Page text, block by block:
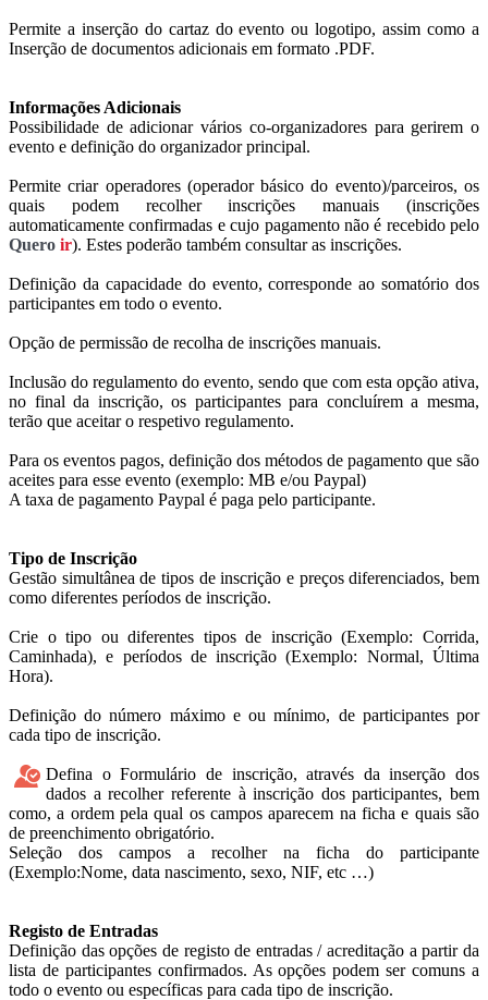
Permite a inserção do cartaz do evento ou logotipo, assim como a
Inserção de documentos adicionais em formato .PDF.
Informações Adicionais
Possibilidade de adicionar vários co-organizadores para gerirem o
evento e definição do organizador principal.
Permite criar operadores (operador básico do evento)/parceiros, os
quais podem recolher inscrições manuais (inscrições
automaticamente confirmadas e cujo pagamento não é recebido pelo
Quero ir). Estes poderão também consultar as inscrições.
Definição da capacidade do evento, corresponde ao somatório dos
participantes em todo o evento.
Opção de permissão de recolha de inscrições manuais.
Inclusão do regulamento do evento, sendo que com esta opção ativa,
no final da inscrição, os participantes para concluírem a mesma,
terão que aceitar o respetivo regulamento.
Para os eventos pagos, definição dos métodos de pagamento que são
aceites para esse evento (exemplo: MB e/ou Paypal)
A taxa de pagamento Paypal é paga pelo participante.
Tipo de Inscrição
Gestão simultânea de tipos de inscrição e preços diferenciados, bem
como diferentes períodos de inscrição.
Crie o tipo ou diferentes tipos de inscrição (Exemplo: Corrida,
Caminhada), e períodos de inscrição (Exemplo: Normal, Última
Hora).
Definição do número máximo e ou mínimo, de participantes por
cada tipo de inscrição.
Defina o Formulário de inscrição, através da inserção dos
dados a recolher referente à inscrição dos participantes, bem
como, a ordem pela qual os campos aparecem na ficha e quais são
de preenchimento obrigatório.
Seleção dos campos a recolher na ficha do participante
(Exemplo:Nome, data nascimento, sexo, NIF, etc …)
Registo de Entradas
Definição das opções de registo de entradas / acreditação a partir da
lista de participantes confirmados. As opções podem ser comuns a
todo o evento ou específicas para cada tipo de inscrição.